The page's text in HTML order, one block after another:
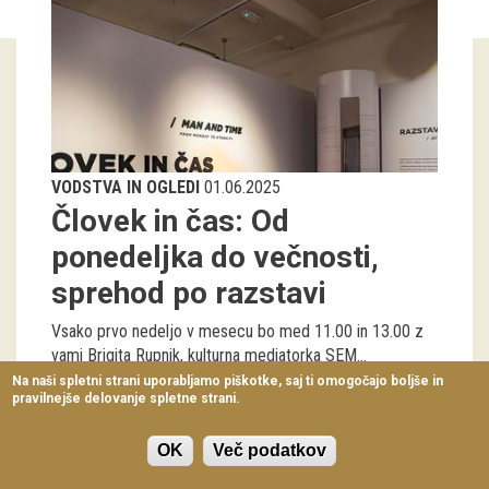
Virtualni sprehodi
Razstavni projekti
Napovednik
Arhiv razstav
dogodki
Koledar dogodkov
Prireditve
Predavanja
Delavnice
Vodeni ogledi
VODSTVA IN OGLEDI 01.06.2025
Človek in čas: Od
ponedeljka do večnosti,
sprehod po razstavi
Vsako prvo nedeljo v mesecu bo med 11.00 in 13.00 z
vami Brigita Rupnik, kulturna mediatorka SEM...
Drugo nadstropje razstavne hiše
Na naši spletni strani uporabljamo piškotke, saj ti omogočajo boljše in
pravilnejše delovanje spletne strani.
OK Več podatkov